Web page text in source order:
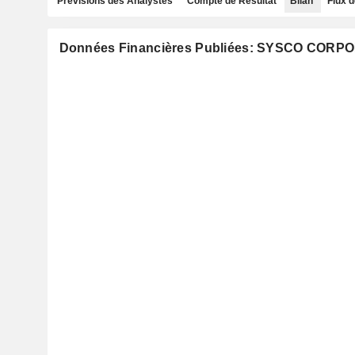
Données Financières Publiées: SYSCO